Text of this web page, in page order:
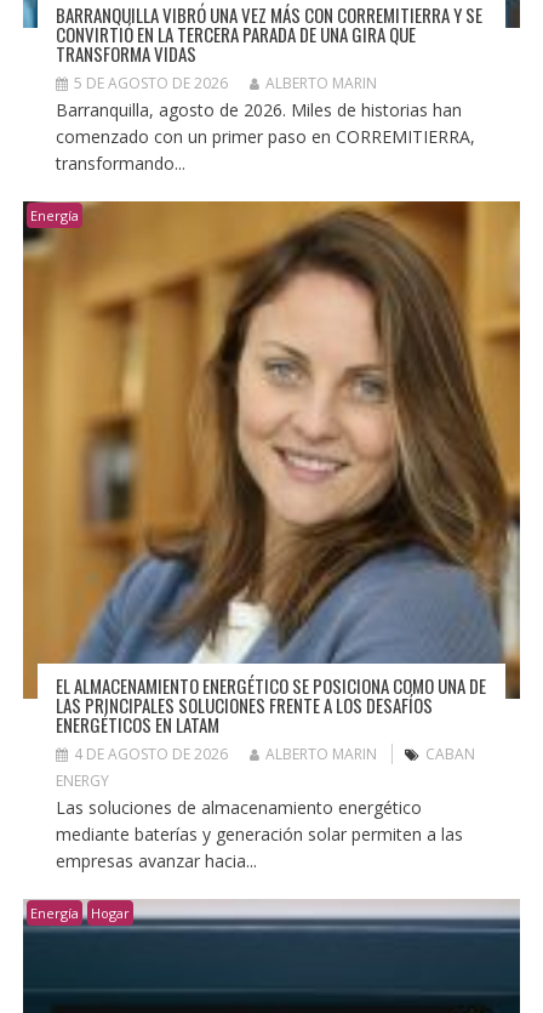
BARRANQUILLA VIBRÓ UNA VEZ MÁS CON CORREMITIERRA Y SE
CONVIRTIÓ EN LA TERCERA PARADA DE UNA GIRA QUE
TRANSFORMA VIDAS
5 DE AGOSTO DE 2026 ALBERTO MARIN
Barranquilla, agosto de 2026. Miles de historias han
comenzado con un primer paso en CORREMITIERRA,
transformando...
Energía
EL ALMACENAMIENTO ENERGÉTICO SE POSICIONA COMO UNA DE
LAS PRINCIPALES SOLUCIONES FRENTE A LOS DESAFÍOS
ENERGÉTICOS EN LATAM
4 DE AGOSTO DE 2026 ALBERTO MARIN
CABAN
ENERGY
Las soluciones de almacenamiento energético
mediante baterías y generación solar permiten a las
empresas avanzar hacia...
Energía Hogar